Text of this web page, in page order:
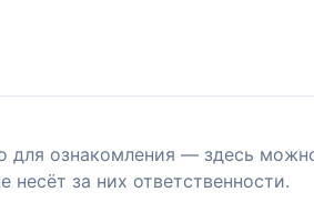
для ознакомления — здесь
несёт за них ответственности.